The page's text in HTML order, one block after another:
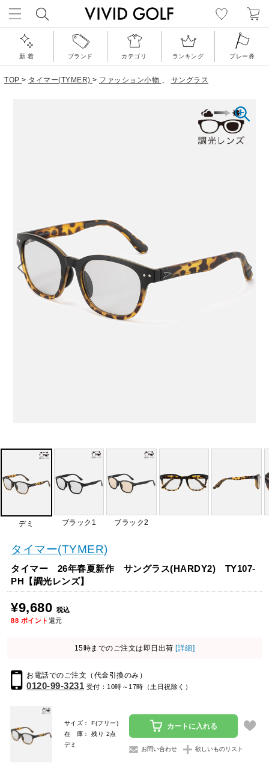
新 着 ブランド カテゴリ ランキング プレー券
TOP > タイマー(TYMER) > ファッション小物 、 サングラス
デミ ブラック1 ブラック2
タイマー(TYMER)
タイマー 26年春夏新作 サングラス(HARDY2) TY107-
PH【調光レンズ】
¥9,680 税込
88 ポイント 還元
15時までのご注文は即日出荷 [詳細]
お電話でのご注文（代金引換のみ）
0120-99-3231 受付：10時～17時（土日祝除く）
サイズ： F(フリー)
在 庫： 残り 2点
デミ
カートに入れる
お問い合わせ 欲しいものリスト